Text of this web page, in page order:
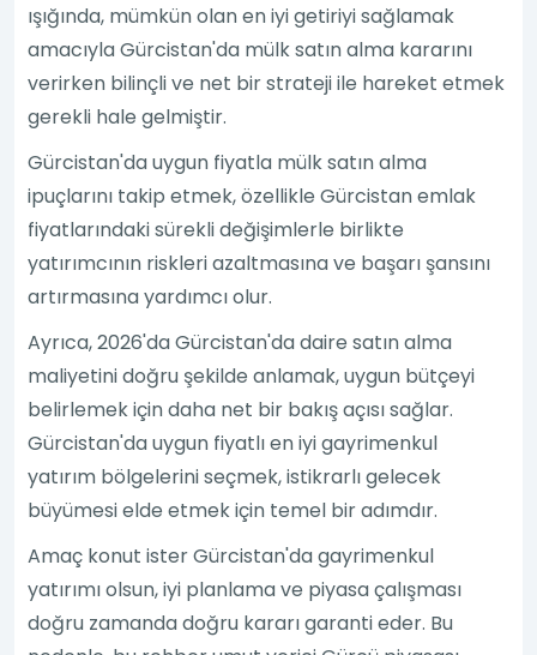
ışığında, mümkün olan en iyi getiriyi sağlamak
amacıyla Gürcistan'da mülk satın alma kararını
verirken bilinçli ve net bir strateji ile hareket etmek
gerekli hale gelmiştir.
Gürcistan'da uygun fiyatla mülk satın alma
ipuçlarını takip etmek, özellikle Gürcistan emlak
fiyatlarındaki sürekli değişimlerle birlikte
yatırımcının riskleri azaltmasına ve başarı şansını
artırmasına yardımcı olur.
Ayrıca, 2026'da Gürcistan'da daire satın alma
maliyetini doğru şekilde anlamak, uygun bütçeyi
belirlemek için daha net bir bakış açısı sağlar.
Gürcistan'da uygun fiyatlı en iyi gayrimenkul
yatırım bölgelerini seçmek, istikrarlı gelecek
büyümesi elde etmek için temel bir adımdır.
Amaç konut ister Gürcistan'da gayrimenkul
yatırımı olsun, iyi planlama ve piyasa çalışması
doğru zamanda doğru kararı garanti eder. Bu